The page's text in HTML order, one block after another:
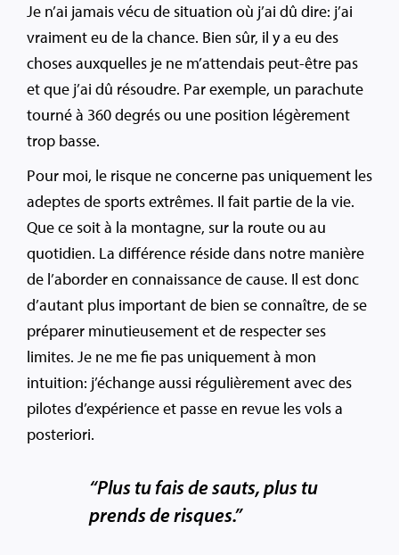
Je n’ai jamais vécu de situation où j’ai dû dire: j’ai
vraiment eu de la chance. Bien sûr, il y a eu des
choses auxquelles je ne m’attendais peut-être pas
et que j’ai dû résoudre. Par exemple, un parachute
tourné à 360 degrés ou une position légèrement
trop basse.
Pour moi, le risque ne concerne pas uniquement les
adeptes de sports extrêmes. Il fait partie de la vie.
Que ce soit à la montagne, sur la route ou au
quotidien. La différence réside dans notre manière
de l’aborder en connaissance de cause. Il est donc
d’autant plus important de bien se connaître, de se
préparer minutieusement et de respecter ses
limites. Je ne me fie pas uniquement à mon
intuition: j’échange aussi régulièrement avec des
pilotes d’expérience et passe en revue les vols a
posteriori.
“Plus tu fais de sauts, plus tu
prends de risques.”